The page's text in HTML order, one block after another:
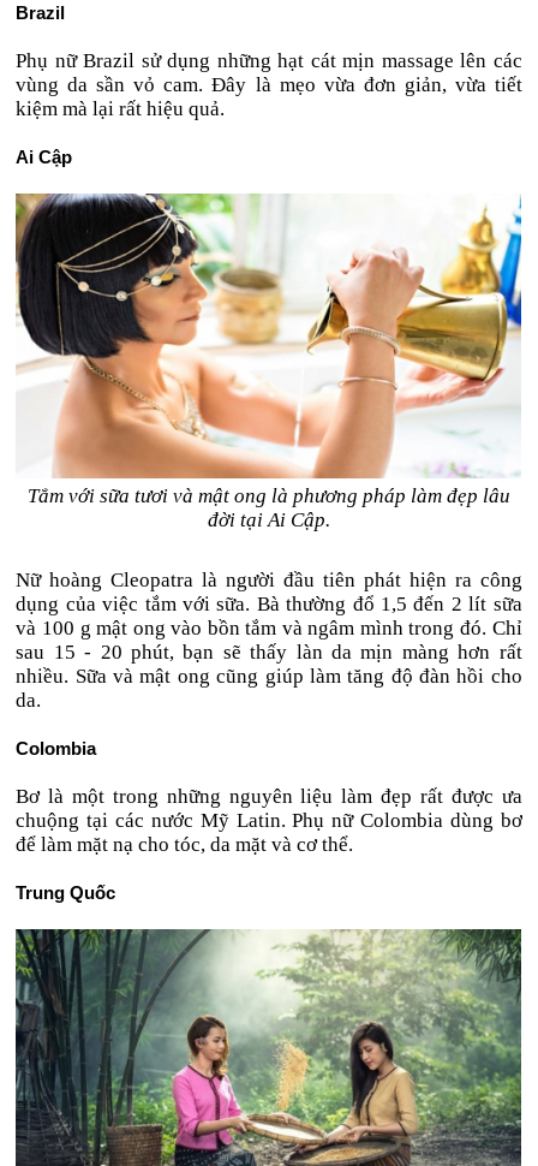
Brazil
Phụ nữ Brazil sử dụng những hạt cát mịn massage lên các
vùng da sần vỏ cam. Đây là mẹo vừa đơn giản, vừa tiết
kiệm mà lại rất hiệu quả.
Ai Cập
Tắm với sữa tươi và mật ong là phương pháp làm đẹp lâu
đời tại Ai Cập.
Nữ hoàng Cleopatra là người đầu tiên phát hiện ra công
dụng của việc tắm với sữa. Bà thường đổ 1,5 đến 2 lít sữa
và 100 g mật ong vào bồn tắm và ngâm mình trong đó. Chỉ
sau 15 - 20 phút, bạn sẽ thấy làn da mịn màng hơn rất
nhiều. Sữa và mật ong cũng giúp làm tăng độ đàn hồi cho
da.
Colombia
Bơ là một trong những nguyên liệu làm đẹp rất được ưa
chuộng tại các nước Mỹ Latin. Phụ nữ Colombia dùng bơ
để làm mặt nạ cho tóc, da mặt và cơ thể.
Trung Quốc